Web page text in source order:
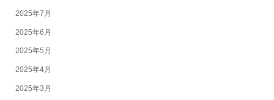
2025年7月
2025年6月
2025年5月
2025年4月
2025年3月